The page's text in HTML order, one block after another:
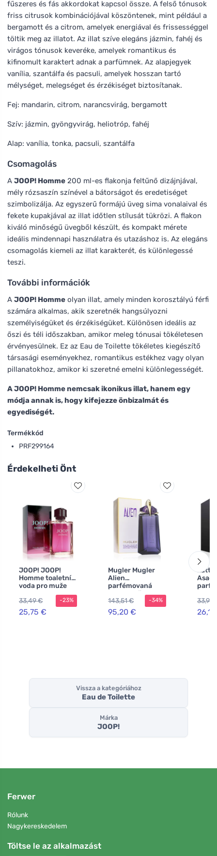
fűszeres és fás akkordokat kapcsol össze. A felső tónusok
friss citrusok kombinációjával köszöntenek, mint például a
bergamott és a citrom, amelyek energiával és frissességgel
töltik meg az illatot. Az illat szíve elegáns jázmin, fahéj és
virágos tónusok keveréke, amelyek romantikus és
kifinomult karaktert adnak a parfümnek. Az alapjegyek
vanília, szantálfa és pacsuli, amelyek hosszan tartó
mélységet, melegséget és érzékiséget biztosítanak.
Fej: mandarin, citrom, narancsvirág, bergamott
Szív: jázmin, gyöngyvirág, heliotróp, fahéj
Alap: vanília, tonka, pacsuli, szantálfa
Csomagolás
A JOOP! Homme 200 ml-es flakonja feltűnő dizájnjával,
mély rózsaszín színével a bátorságot és eredetiséget
szimbolizálja. Az egyszerű formájú üveg sima vonalaival és
fekete kupakjával az illat időtlen stílusát tükrözi. A flakon
kiváló minőségű üvegből készült, és kompakt mérete
ideális mindennapi használatra és utazáshoz is. Az elegáns
csomagolás kiemeli az illat karakterét, és különlegessé
teszi.
További információk
A JOOP! Homme olyan illat, amely minden korosztályú férfi
számára alkalmas, akik szeretnék hangsúlyozni
személyiségüket és érzékiségüket. Különösen ideális az
őszi és téli időszakban, amikor meleg tónusai tökéletesen
érvényesülnek. Ez az Eau de Toilette tökéletes kiegészítő
társasági eseményekhez, romantikus estékhez vagy olyan
pillanatokhoz, amikor ki szeretné emelni különlegességét.
A JOOP! Homme nemcsak ikonikus illat, hanem egy
módja annak is, hogy kifejezze önbizalmát és
egyediségét.
Termékkód
PRF299164
Érdekelheti Önt
JOOP! JOOP!
Homme toaletní
voda pro muže
33,49 €
25,75 €
-23%
Mugler Mugler
Alien
parfémovaná
voda pro ženy
143,51 €
95,20 €
-34%
Asad
33,98
Vissza a kategóriához
Eau de Toilette
Márka
JOOP!
Ferwer
Rólunk
Nagykereskedelem
Töltse le az alkalmazást